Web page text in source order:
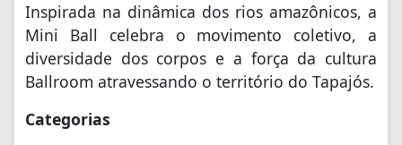
Inspirada na dinâmica dos rios amazônicos, a
Mini Ball celebra o movimento coletivo, a
diversidade dos corpos e a força da cultura
Ballroom atravessando o território do Tapajós.
Categorias